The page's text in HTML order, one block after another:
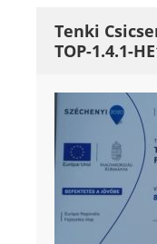
Tenki
TOP-1.4.1-